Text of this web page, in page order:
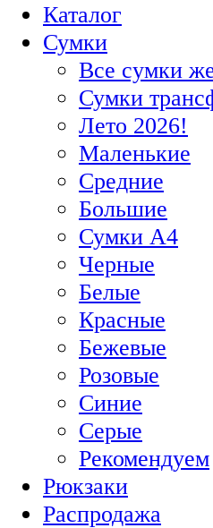
Каталог
Сумки
Все сумки
Сумки
Лето 2026!
Маленькие
Средние
Большие
Сумки А4
Черные
Белые
Красные
Бежевые
Розовые
Синие
Серые
Рекомендуем
Рюкзаки
Распродажа